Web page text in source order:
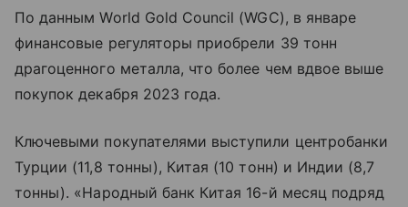
По данным World Gold Council (WGC), в январе
финансовые регуляторы приобрели 39 тонн
драгоценного металла, что более чем вдвое выше
покупок декабря 2023 года.
Ключевыми покупателями выступили центробанки
Турции (11,8 тонны), Китая (10 тонн) и Индии (8,7
тонны). «Народный банк Китая 16-й месяц подряд